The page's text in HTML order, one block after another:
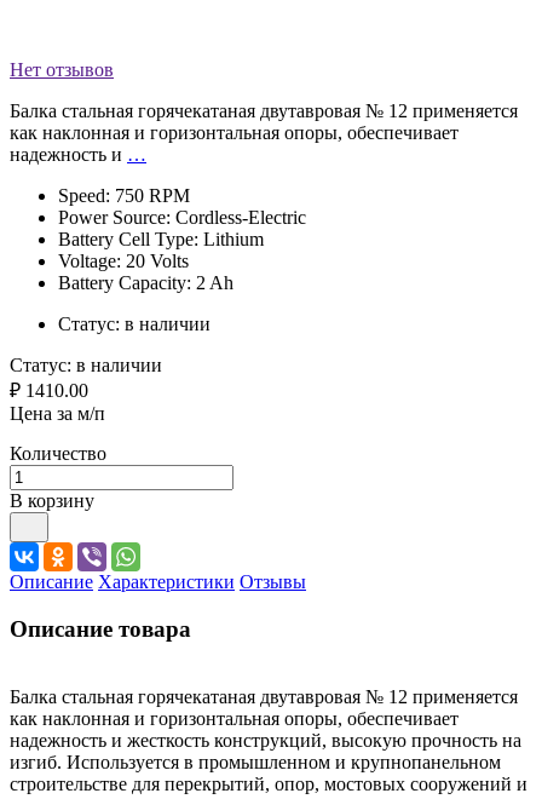
Нет отзывов
Балка стальная горячекатаная двутавровая № 12 применяется
как наклонная и горизонтальная опоры, обеспечивает
надежность и …
Speed: 750 RPM
Power Source: Cordless-Electric
Battery Cell Type: Lithium
Voltage: 20 Volts
Battery Capacity: 2 Ah
Статус: в наличии
Статус: в наличии
₽ 1410.00
Цена за м/п
Количество
В корзину
Описание Характеристики Отзывы
Описание товара
Балка стальная горячекатаная двутавровая № 12 применяется
как наклонная и горизонтальная опоры, обеспечивает
надежность и жесткость конструкций, высокую прочность на
изгиб. Используется в промышленном и крупнопанельном
строительстве для перекрытий, опор, мостовых сооружений и